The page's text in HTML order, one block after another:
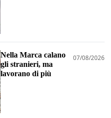
Nella Marca calano
gli stranieri, ma
lavorano di più
07/08/2026